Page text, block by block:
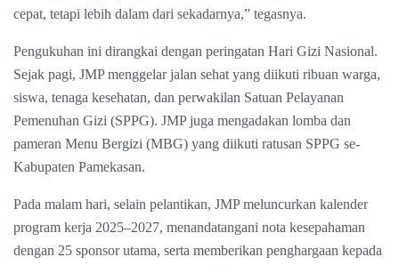
cepat, tetapi lebih dalam dari sekadarnya,” tegasnya.
Pengukuhan ini dirangkai dengan peringatan Hari Gizi Nasional.
Sejak pagi, JMP menggelar jalan sehat yang diikuti ribuan warga,
siswa, tenaga kesehatan, dan perwakilan Satuan Pelayanan
Pemenuhan Gizi (SPPG). JMP juga mengadakan lomba dan
pameran Menu Bergizi (MBG) yang diikuti ratusan SPPG se-
Kabupaten Pamekasan.
Pada malam hari, selain pelantikan, JMP meluncurkan kalender
program kerja 2025–2027, menandatangani nota kesepahaman
dengan 25 sponsor utama, serta memberikan penghargaan kepada